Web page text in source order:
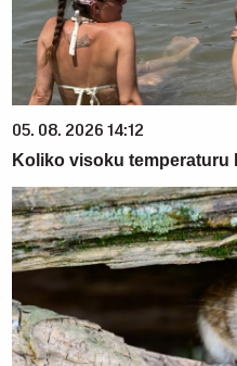
05. 08. 2026 14:12
Koliko visoku temperaturu